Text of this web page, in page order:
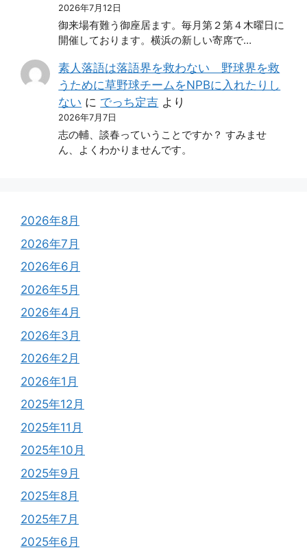
2026年7月12日
御来場有難う御座居ます。毎月第２第４木曜日に
開催しております。横浜の新しい寄席で…
素人落語は落語界を救わない 野球界を救
うために草野球チームをNPBに入れたりし
ない に でっち定吉 より
2026年7月7日
志の輔、談春っていうことですか？ すみませ
ん、よくわかりませんです。
2026年8月
2026年7月
2026年6月
2026年5月
2026年4月
2026年3月
2026年2月
2026年1月
2025年12月
2025年11月
2025年10月
2025年9月
2025年8月
2025年7月
2025年6月